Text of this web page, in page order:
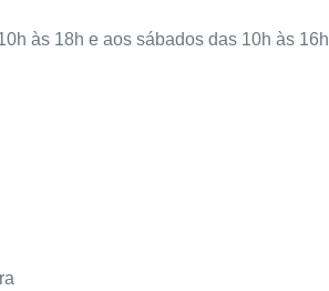
às 18h e aos sábados das 10h às 16h